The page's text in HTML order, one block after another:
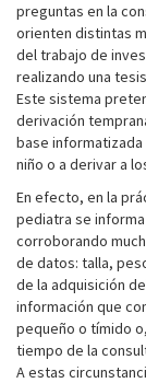
preguntas en la
orienten distintas
del trabajo de
realizando una
Este sistema
derivación
base
niño o a derivar a
En efecto, en la
pediatra se
corroborando
de datos: talla,
de la adquisición
información que
pequeño o tímido
tiempo de la
A estas